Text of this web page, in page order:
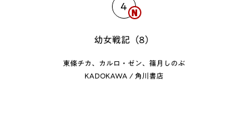
4
幼女戦記（8）
東條チカ、カルロ・ゼン、篠月しのぶ
KADOKAWA / 角川書店